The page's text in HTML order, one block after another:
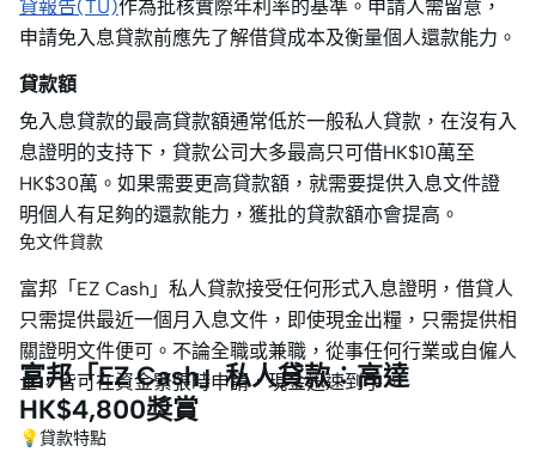
貸報告(TU)作為批核實際年利率的基準。申請人需留意，
申請免入息貸款前應先了解借貸成本及衡量個人還款能力。
貸款額
免入息貸款的最高貸款額通常低於一般私人貸款，在沒有入
息證明的支持下，貸款公司大多最高只可借HK$10萬至
HK$30萬。如果需要更高貸款額，就需要提供入息文件證
明個人有足夠的還款能力，獲批的貸款額亦會提高。
免文件貸款
富邦「EZ Cash」私人貸款接受任何形式入息證明，借貸人
只需提供最近一個月入息文件，即使現金出糧，只需提供相
關證明文件便可。不論全職或兼職，從事任何行業或自僱人
士，皆可在資金緊張時申請，現金迅速到手。
富邦「EZ Cash」私人貸款︰高達
HK$4,800獎賞
💡貸款特點